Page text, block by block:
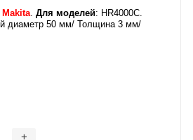
Makita.Для моделей: HR4000C.
диаметр 50 мм/ Толщина 3 мм/
+